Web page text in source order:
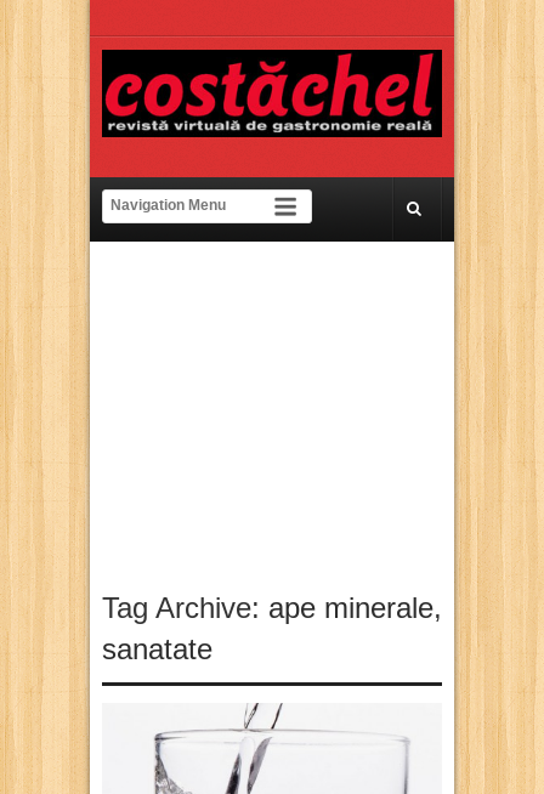
Tag Archive: ape minerale,
sanatate